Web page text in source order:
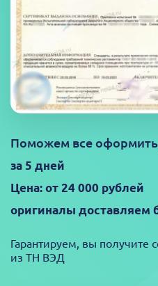
Поможем все
за 5 дней
Цена: от 24 000 рублей
оригиналы доставляем
Гарантируем, вы получите
из ТН ВЭД